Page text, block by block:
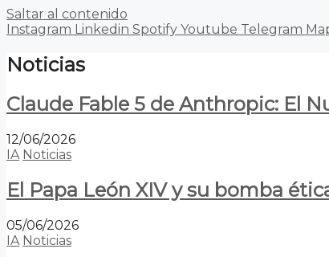
Saltar al contenido
Instagram Linkedin Spotify Youtube Telegram
Noticias
Claude Fable 5 de Anthropic: El
12/06/2026
IA Noticias
El Papa León XIV y su bomba
05/06/2026
IA Noticias